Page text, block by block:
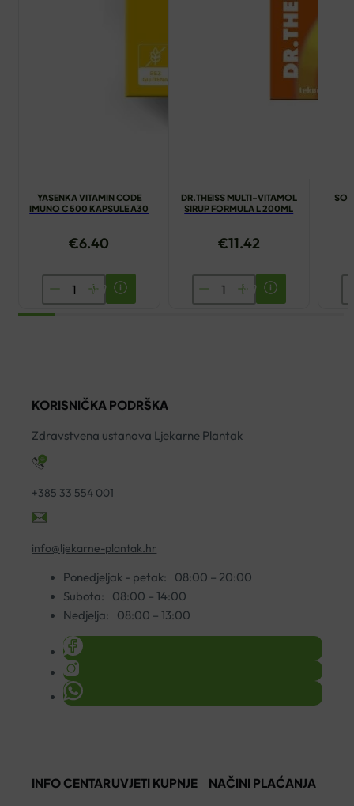
YASENKA VITAMIN CODE
IMUNO C 500 KAPSULE A30
€6.40
YASENKA
VITAMIN
KAPSULE
A30
DR.THEISS MULTI-VITAMOL
SIRUP FORMULA L 200ML
€11.42
DR.THEISS
MULTI-
količina
KORISNIČKA PODRŠKA
Zdravstvena ustanova Ljekarne Plantak
+385 33 554 001
info@ljekarne-plantak.hr
Ponedjeljak - petak:
08:00 – 20:00
Subota:
08:00 – 14:00
Nedjelja:
08:00 – 13:00
INFO CENTARUVJETI KUPNJE NAČINI PLAĆANJA